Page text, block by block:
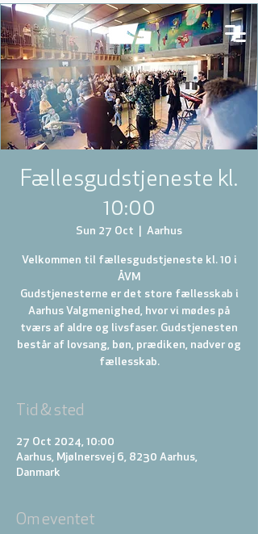
Fællesgudstjeneste kl.
10:00
Sun 27 Oct Aarhus
Velkommen til fællesgudstjeneste kl. 10 i
ÅVM
Gudstjenesterne er det store fællesskab i
Aarhus Valgmenighed, hvor vi mødes på
tværs af aldre og livsfaser. Gudstjenesten
består af lovsang, bøn, prædiken, nadver og
fællesskab.
Tid & sted
27 Oct 2024, 10:00
Aarhus, Mjølnersvej 6, 8230 Aarhus,
Danmark
Om eventet